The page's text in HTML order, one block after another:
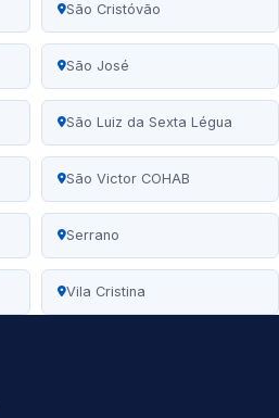
São Cristóvão
São José
São Luiz da Sexta Légua
São Victor COHAB
Serrano
Vila Cristina